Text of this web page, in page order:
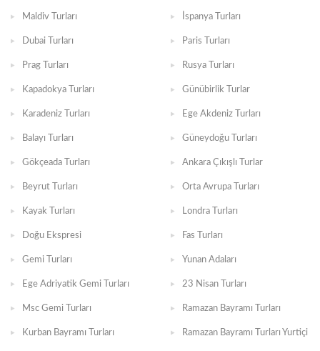
Maldiv Turları İspanya Turları
Dubai Turları Paris Turları
Prag Turları Rusya Turları
Kapadokya Turları Günübirlik Turlar
Karadeniz Turları Ege Akdeniz Turları
Balayı Turları Güneydoğu Turları
Gökçeada Turları Ankara Çıkışlı Turlar
Beyrut Turları Orta Avrupa Turları
Kayak Turları Londra Turları
Doğu Ekspresi Fas Turları
Gemi Turları Yunan Adaları
Ege Adriyatik Gemi Turları 23 Nisan Turları
Msc Gemi Turları Ramazan Bayramı Turları
Kurban Bayramı Turları Ramazan Bayramı Turları Yurtiçi